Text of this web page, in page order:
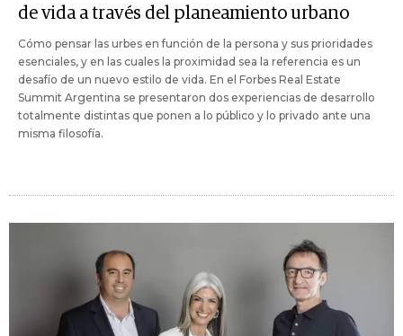
de vida a través del planeamiento urbano
Cómo pensar las urbes en función de la persona y sus prioridades
esenciales, y en las cuales la proximidad sea la referencia es un
desafío de un nuevo estilo de vida. En el Forbes Real Estate
Summit Argentina se presentaron dos experiencias de desarrollo
totalmente distintas que ponen a lo público y lo privado ante una
misma filosofía.